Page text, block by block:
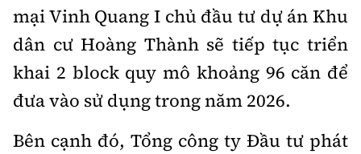
mại Vinh Quang I chủ đầu tư dự án Khu
dân cư Hoàng Thành sẽ tiếp tục triển
khai 2 block quy mô khoảng 96 căn để
đưa vào sử dụng trong năm 2026.
Bên cạnh đó, Tổng công ty Đầu tư phát